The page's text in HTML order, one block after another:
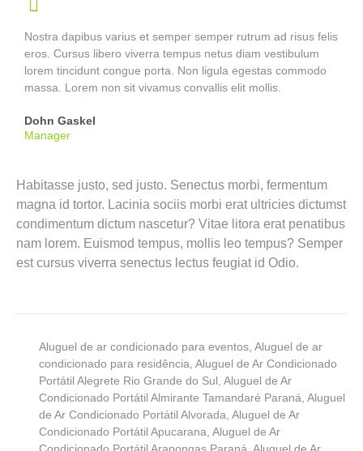
Nostra dapibus varius et semper semper rutrum ad risus felis
eros. Cursus libero viverra tempus netus diam vestibulum
lorem tincidunt congue porta. Non ligula egestas commodo
massa. Lorem non sit vivamus convallis elit mollis.
Dohn Gaskel
Manager
Habitasse justo, sed justo. Senectus morbi, fermentum
magna id tortor. Lacinia sociis morbi erat ultricies dictumst
condimentum dictum nascetur? Vitae litora erat penatibus
nam lorem. Euismod tempus, mollis leo tempus? Semper
est cursus viverra senectus lectus feugiat id Odio.
Aluguel de ar condicionado para eventos, Aluguel de ar
condicionado para residência, Aluguel de Ar Condicionado
Portátil Alegrete Rio Grande do Sul, Aluguel de Ar
Condicionado Portátil Almirante Tamandaré Paraná, Aluguel
de Ar Condicionado Portátil Alvorada, Aluguel de Ar
Condicionado Portátil Apucarana, Aluguel de Ar